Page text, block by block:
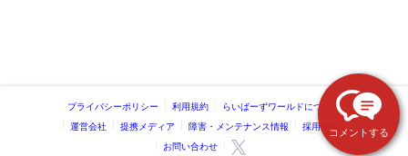
コメントする
プライバシーポリシー 利用規約 らいばーずワールドについて
運営会社 提携メディア 障害・メンテナンス情報 採用情報
お問い合わせ